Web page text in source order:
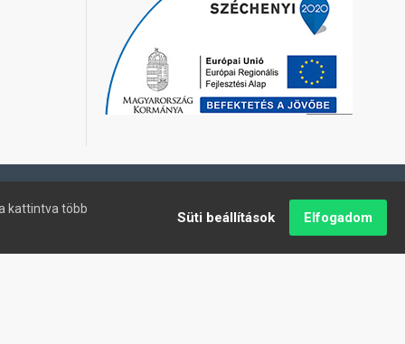
kattintva több
Süti beállítások Elfogadom